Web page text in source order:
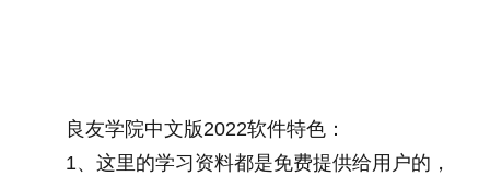
良友学院中文版2022软件特色：
1、这里的学习资料都是免费提供给用户的，